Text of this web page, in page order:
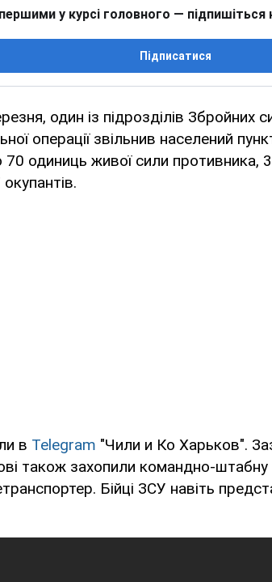
у курсі головного — підпишіться
Підписатися
один із підрозділів Збройних
операції звільнив населений
одиниць живої сили противника, 3
в Telegram "Чили и Ко Харьков".
також захопили командно-
Бійці ЗСУ навіть